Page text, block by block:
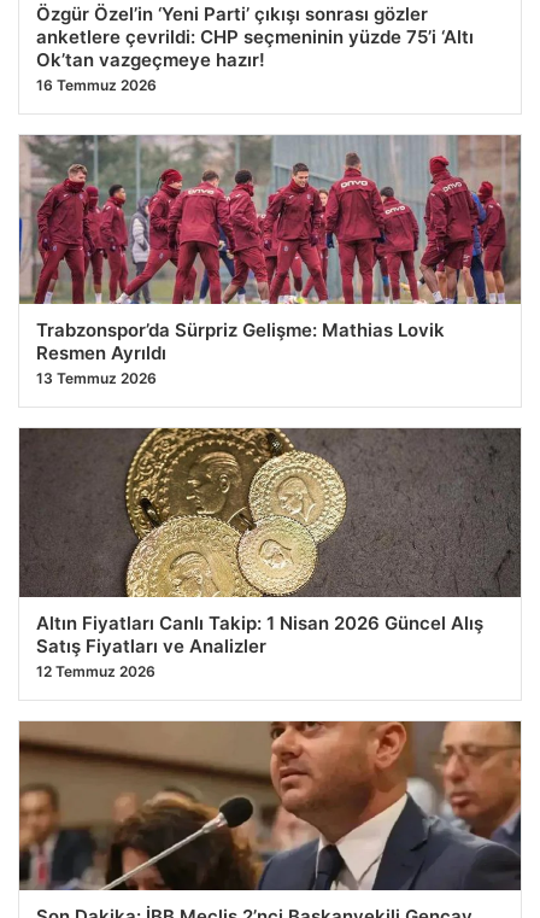
Özgür Özel’in ‘Yeni Parti’ çıkışı sonrası gözler
anketlere çevrildi: CHP seçmeninin yüzde 75’i ‘Altı
Ok’tan vazgeçmeye hazır!
16 Temmuz 2026
Trabzonspor’da Sürpriz Gelişme: Mathias Lovik
Resmen Ayrıldı
13 Temmuz 2026
Altın Fiyatları Canlı Takip: 1 Nisan 2026 Güncel Alış
Satış Fiyatları ve Analizler
12 Temmuz 2026